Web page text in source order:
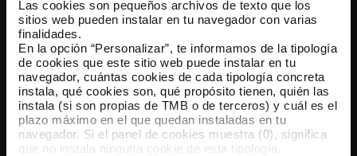
Las cookies son pequeños archivos de texto que los
sitios web pueden instalar en tu navegador con varias
finalidades.
En la opción “Personalizar”, te informamos de la tipología
de cookies que este sitio web puede instalar en tu
navegador, cuántas cookies de cada tipología concreta
instala, qué cookies son, qué propósito tienen, quién las
instala (si son propias de TMB o de terceros) y cuál es el
plazo máximo en el que quedan instaladas en tu
navegador. Si el panel de cookies muestra (0), significa
que no instala ninguna cookie de esta tipología.
TMB App
Descárgate TMB App y compra tus billetes
App Store Google Play